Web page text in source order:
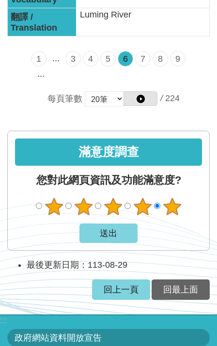
Luming River
1 ... 3 4 5 6 7 8
9
...
每頁筆數 / 224
滿意度調查
您對此網頁資訊及功能滿意度?
最後更新日期：113-08-29
回上一頁 回最上面
:::
政府網站資料開放宣告